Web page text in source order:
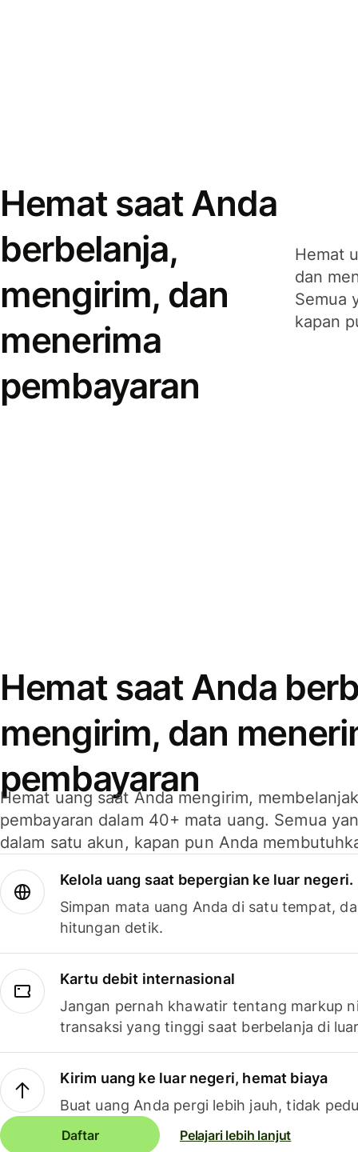
Hemat saat Anda
berbelanja,
mengirim, dan
menerima
pembayaran
Hemat
dan
Semua
kapan
Hemat saat Anda
mengirim, dan
pembayaran
Hemat uang saat Anda mengirim,
pembayaran dalam 40+ mata uang. Semua
dalam satu akun, kapan pun Anda
Kelola uang saat bepergian ke luar negeri.
Simpan mata uang Anda di satu tempat,
hitungan detik.
Kartu debit internasional
Jangan pernah khawatir tentang markup
transaksi yang tinggi saat berbelanja di
Kirim uang ke luar negeri, hemat biaya
Buat uang Anda pergi lebih jauh, tidak
Daftar Pelajari lebih lanjut